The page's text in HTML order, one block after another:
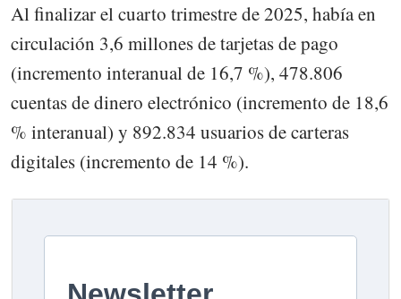
Al finalizar el cuarto trimestre de 2025, había en
circulación 3,6 millones de tarjetas de pago
(incremento interanual de 16,7 %), 478.806
cuentas de dinero electrónico (incremento de 18,6
% interanual) y 892.834 usuarios de carteras
digitales (incremento de 14 %).